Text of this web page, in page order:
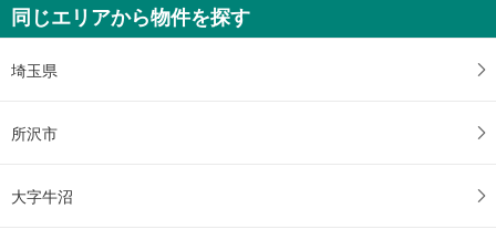
同じエリアから物件を探す
埼玉県
所沢市
大字牛沼